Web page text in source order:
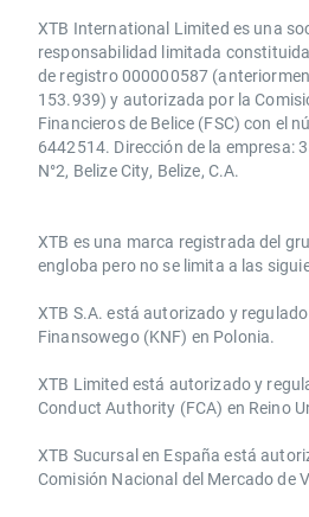
XTB International Limited es una
responsabilidad limitada
de registro 000000587
153.939) y autorizada por la
Financieros de Belice (FSC) con el
6442514. Dirección de la empresa:
N°2, Belize City, Belize, C.A.
​​XTB es una marca registrada del
engloba pero no se limita a las
XTB S.A.​ está autorizado y
Finansowego (KNF) ​en Polonia.
XTB Limited ​está autorizado y
Conduct Authority ​(FCA) en ​​Reino
XTB Sucursal en España está
Comisión Nacional del Mercado de